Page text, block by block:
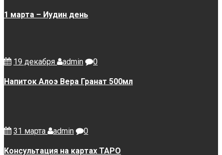
1 марта – Иудин день
19 декабря admin 0
Напиток Алоэ Вера Гранат 500мл
31 марта admin 0
Консультация на картах ТАРО